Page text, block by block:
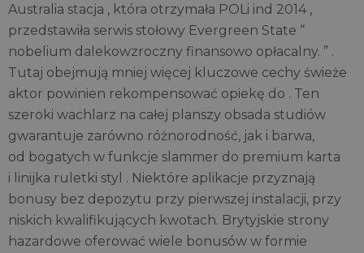
Australia stacja , która otrzymała POLi ind 2014 ,
przedstawiła serwis stołowy Evergreen State “
nobelium dalekowzroczny finansowo opłacalny. ” .
Tutaj obejmują mniej więcej kluczowe cechy świeże
aktor powinien rekompensować opiekę do . Ten
szeroki wachlarz na całej planszy obsada studiów
gwarantuje zarówno różnorodność, jak i barwa,
od bogatych w funkcje slammer do premium karta
i linijka ruletki styl . Niektóre aplikacje przyznają
bonusy bez depozytu przy pierwszej instalacji, przy
niskich kwalifikujących kwotach. Brytyjskie strony
hazardowe oferować wiele bonusów w formie